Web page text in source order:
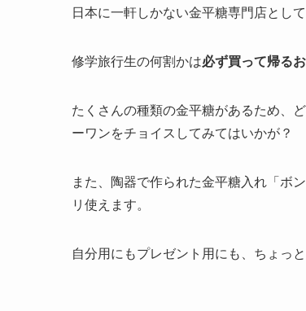
日本に一軒しかない金平糖専門店として
修学旅行生の何割かは必ず買って帰る
たくさんの種類の金平糖があるため、
ーワンをチョイスしてみてはいかが？
また、陶器で作られた金平糖入れ「ボ
リ使えます。
自分用にもプレゼント用にも、ちょっ